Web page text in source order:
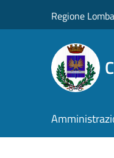
Regione